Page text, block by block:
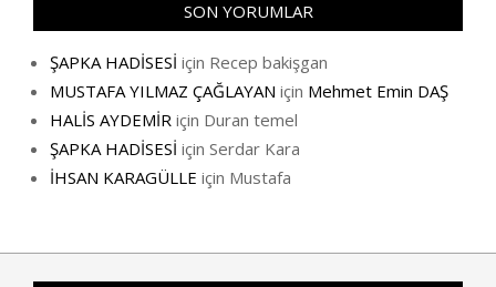
SON YORUMLAR
ŞAPKA HADİSESİ için Recep bakişgan
MUSTAFA YILMAZ ÇAĞLAYAN için Mehmet Emin DAŞ
HALİS AYDEMİR için Duran temel
ŞAPKA HADİSESİ için Serdar Kara
İHSAN KARAGÜLLE için Mustafa